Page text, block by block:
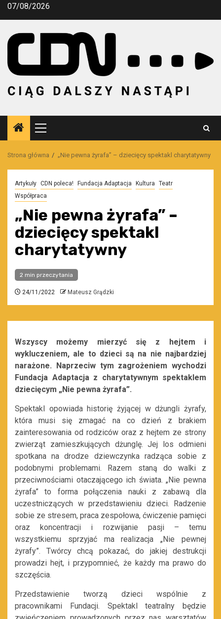
Przejdź
07/08/2026
Menu
główne
Strona główna „Nie pewna żyrafa” – dziecięcy spektakl charytatywny
Artykuły CDN poleca! Fundacja Adaptacja Kultura
Teatr
Współpraca
„Nie pewna żyrafa” –
dziecięcy spektakl
charytatywny
2 min przeczytania
24/11/2022 Mateusz Grądzki
Wszyscy możemy mierzyć się z hejtem i
wykluczeniem, ale to dzieci są na nie najbardziej
narażone. Naprzeciw tym zagrożeniem wychodzi
Fundacja Adaptacja z charytatywnym spektaklem
dziecięcym „Nie pewna żyrafa”.
Spektakl opowiada historię żyjącej w dżungli żyrafy,
która musi się zmagać na co dzień z brakiem
zainteresowania od rodziców oraz z hejtem ze strony
zwierząt zamieszkujących dżunglę. Jej los odmieni
spotkana na drodze dziewczynka radząca sobie z
podobnymi problemami. Razem staną do walki z
przeciwnościami otaczającego ich świata. „Nie pewna
żyrafa” to forma połączenia nauki z zabawą dla
uczestniczących w przedstawieniu dzieci. Radzenie
sobie ze stresem, praca zespołowa, ćwiczenie pamięci
oraz koncentracji i rozwijanie pasji – temu
wszystkiemu sprzyjać ma realizacja „Nie pewnej
żyrafy”. Twórcy chcą pokazać, do jakiej destrukcji
prowadzi hejt, i przypomnieć, że każdy ma prawo do
szczęścia.
Przedstawienie tworzą dzieci wspólnie z
pracownikami Fundacji. Spektakl teatralny będzie